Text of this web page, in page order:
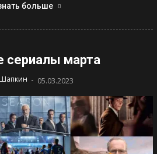
больше
сериалы марта
- 05.03.2023